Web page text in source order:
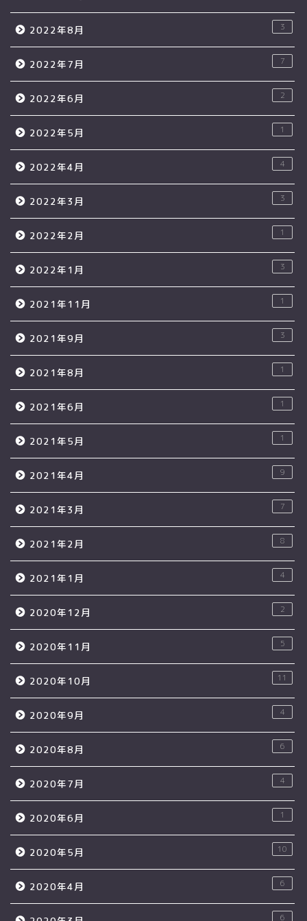
2022年8月 3
2022年7月 7
2022年6月 2
2022年5月 1
2022年4月 4
2022年3月 3
2022年2月 1
2022年1月 3
2021年11月 1
2021年9月 3
2021年8月 1
2021年6月 1
2021年5月 1
2021年4月 9
2021年3月 7
2021年2月 8
2021年1月 4
2020年12月 2
2020年11月 5
2020年10月 11
2020年9月 4
2020年8月 6
2020年7月 4
2020年6月 1
2020年5月 10
2020年4月 6
6